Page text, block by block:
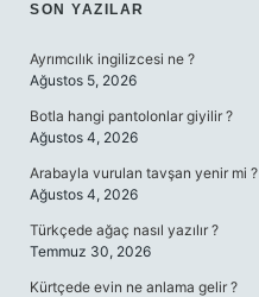
SIDEBAR
SON YAZILAR
Ayrımcılık ingilizcesi ne ?
Ağustos 5, 2026
Botla hangi pantolonlar giyilir ?
Ağustos 4, 2026
Arabayla vurulan tavşan yenir mi ?
Ağustos 4, 2026
Türkçede ağaç nasıl yazılır ?
Temmuz 30, 2026
Kürtçede evin ne anlama gelir ?